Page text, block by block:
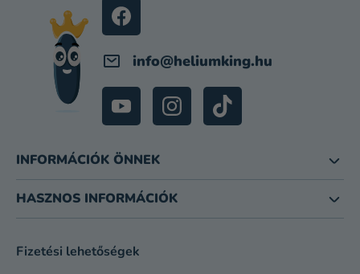
info@heliumking.hu
INFORMÁCIÓK ÖNNEK
HASZNOS INFORMÁCIÓK
Fizetési lehetőségek